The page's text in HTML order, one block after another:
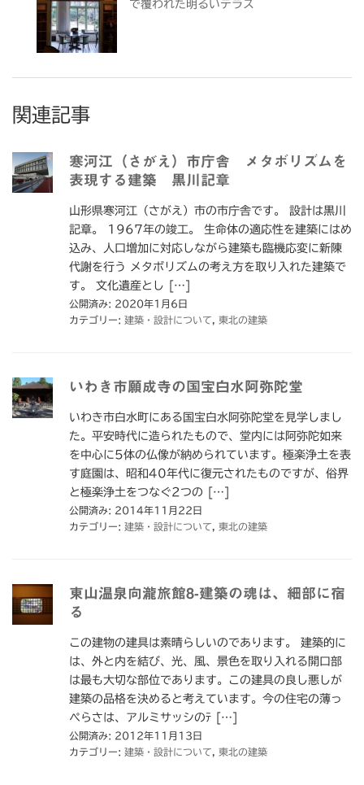
で覆われた明るいテラス
関連記事
寒河江（さがえ）市庁舎 メタボリズムを
表現する建築 黒川記章
山形県寒河江（さがえ）市の市庁舎です。 設計は黒川
記章。 1967年の竣工。 生命体の適応性を建築にはめ
込み、人口増加に対応しながら建築も臨機応変に新陳
代謝を行う メタボリズムの考え方を取り入れた建築で
す。 文化遺産とし […]
公開済み: 2020年1月6日
カテゴリー: 建築・設計について 東北の建築
いわき市願成寺の国宝白水阿弥陀堂
いわき市白水町にある国宝白水阿弥陀堂を見学しまし
た。平安時代に造られたもので、堂内には阿弥陀如来
を中心に5体の仏像が納められています。極楽浄土を表
す庭園は、昭和40年代に復元されたものですが、俗界
と極楽浄土をつなぐ2つの […]
公開済み: 2014年11月22日
カテゴリー: 建築・設計について 東北の建築
東山温泉向瀧旅館8-建築の魂は、細部に宿
る
この建物の建具は素晴らしいのであります。 建築的に
は、外と内を結び、光、風、景色を取り入れる開口部
は最も大切な部位であります。この建具の良し悪しが
建築の品格を決めると考えています。今の住宅の薄っ
ぺらさは、アルミサッシのﾃ […]
公開済み: 2012年11月13日
カテゴリー: 建築・設計について 東北の建築